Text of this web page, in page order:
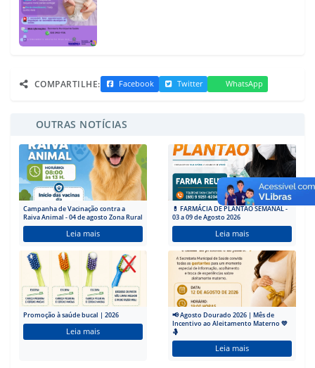
COMPARTILHE: Facebook Twitter WhatsApp
OUTRAS NOTÍCIAS
Campanha de Vacinação contra a
Raiva Animal - 04 de agosto Zona Rural
Leia mais
💊 FARMÁCIA DE PLANTÃO SEMANAL -
03 a 09 de Agosto 2026
Leia mais
Promoção à saúde bucal | 2026
Leia mais
📢 Agosto Dourado 2026 | Mês de
Incentivo ao Aleitamento Materno 💛
🤱
Leia mais